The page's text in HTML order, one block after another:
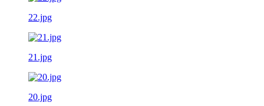
22.jpg
21.jpg
20.jpg